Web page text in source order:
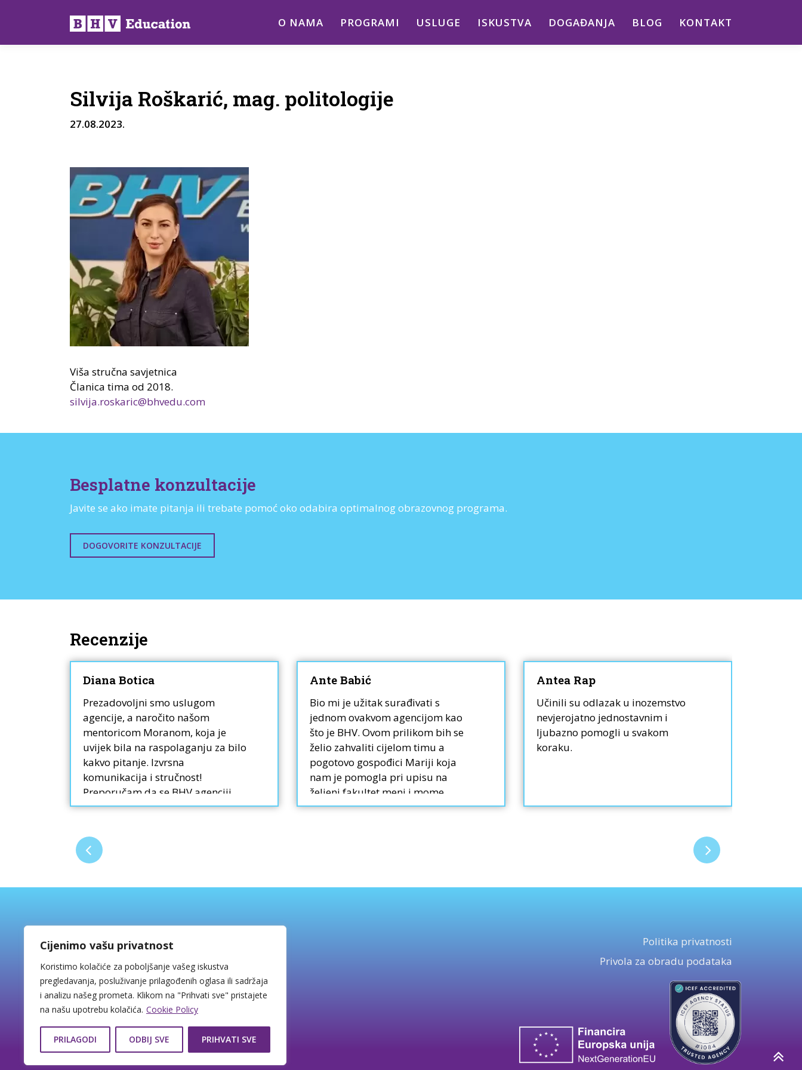
Cijenimo vašu privatnost
Koristimo kolačiće za poboljšanje vašeg iskustva
pregledavanja, posluživanje prilagođenih oglasa ili sadržaja
i analizu našeg prometa. Klikom na "Prihvati sve" pristajete
na našu upotrebu kolačića. Cookie Policy
PRILAGODI ODBIJ SVE PRIHVATI SVE
O NAMA PROGRAMI USLUGE ISKUSTVA DOGAĐANJA BLOG KONTAKT
Silvija Roškarić, mag. politologije
27.08.2023.
Viša stručna savjetnica
Članica tima od 2018.
silvija.roskaric@bhvedu.com
Besplatne konzultacije
Javite se ako imate pitanja ili trebate pomoć oko odabira optimalnog obrazovnog programa.
DOGOVORITE KONZULTACIJE
Recenzije
Diana Botica
Prezadovoljni smo uslugom
agencije, a naročito našom
mentoricom Moranom, koja je
uvijek bila na raspolaganju za bilo
kakvo pitanje. Izvrsna
komunikacija i stručnost!
Preporučam da se BHV agenciji
obratite s povjerenjem.
Ante Babić
Bio mi je užitak surađivati s
jednom ovakvom agencijom kao
što je BHV. Ovom prilikom bih se
želio zahvaliti cijelom timu a
pogotovo gospođici Mariji koja
nam je pomogla pri upisu na
željeni fakultet meni i mome
bratu.
Antea Rap
Učinili su odlazak u inozemstvo
nevjerojatno jednostavnim i
ljubazno pomogli u svakom
koraku.
Tel: +385 1 4812 200
WhatsApp:+385 91 4812 200
E-mail: education@bhvedu.com
OIB: 59282437477
Politika privatnosti
Privola za obradu podataka